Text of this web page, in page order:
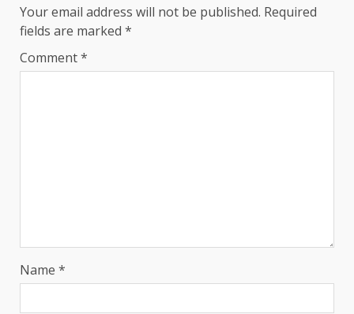
Your email address will not be published. Required
fields are marked *
Comment*
Name *